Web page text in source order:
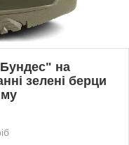
на
зелені берци